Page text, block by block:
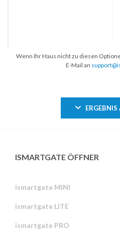
Wenn Ihr Haus nicht zu diesen
E-Mail an
ERGEBNIS
ISMARTGATE ÖFFNER
ismartgate MINI
ismartgate LITE
ismartgate PRO